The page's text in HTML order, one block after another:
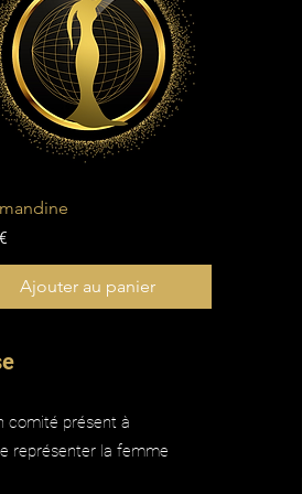
Aperçu rapide
Ajouter au panier
comité présent à
représenter la femme